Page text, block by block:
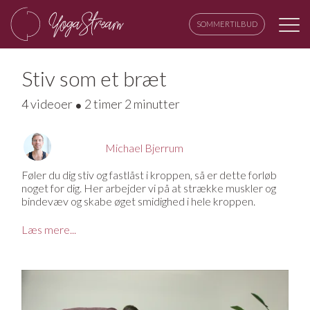
SOMMERTILBUD
Stiv som et bræt
4 videoer 2 timer 2 minutter
Michael Bjerrum
Føler du dig stiv og fastlåst i kroppen, så er dette forløb
noget for dig. Her arbejder vi på at strække muskler og
bindevæv og skabe øget smidighed i hele kroppen.
Stivhed i kroppen kan skyldes mange forskellige årsager.
også være, at du har meget stillesiddende arbejde og
Endelig har alderen også noget at sige. For ja, du bliver
Læs mere...